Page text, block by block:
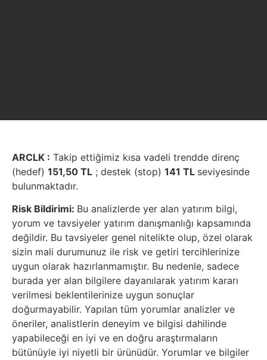
ARCLK : Takip ettiğimiz kısa vadeli trendde direnç
(hedef) 151,50 TL ; destek (stop) 141 TL seviyesinde
bulunmaktadır.
Risk Bildirimi: Bu analizlerde yer alan yatırım bilgi,
yorum ve tavsiyeler yatırım danışmanlığı kapsamında
değildir. Bu tavsiyeler genel nitelikte olup, özel olarak
sizin mali durumunuz ile risk ve getiri tercihlerinize
uygun olarak hazırlanmamıştır. Bu nedenle, sadece
burada yer alan bilgilere dayanılarak yatırım kararı
verilmesi beklentilerinize uygun sonuçlar
doğurmayabilir. Yapılan tüm yorumlar analizler ve
öneriler, analistlerin deneyim ve bilgisi dahilinde
yapabileceği en iyi ve en doğru araştırmaların
bütünüyle iyi niyetli bir ürünüdür. Yorumlar ve bilgiler